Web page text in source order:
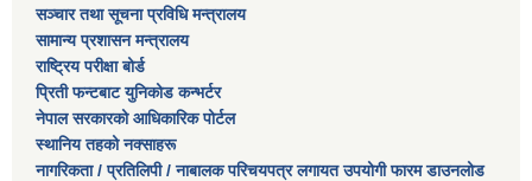
सञ्‍चार तथा सूचना प्रविधि मन्त्रालय
सामान्य प्रशासन मन्त्रालय
राष्ट्रिय परीक्षा बोर्ड
प्रिती फन्टबाट युनिकोड कन्भर्टर
नेपाल सरकारको आधिकारिक पोर्टल
स्थानिय तहको नक्साहरू
नागरिकता / प्रतिलिपी / नाबालक परिचयपत्र लगायत उपयोगी फारम डाउनलोड